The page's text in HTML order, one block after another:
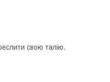
свою талію.